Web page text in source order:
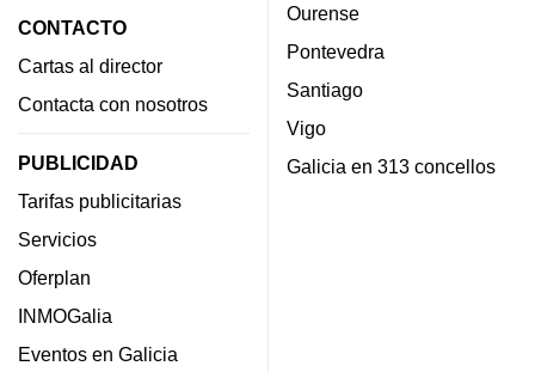
CONTACTO
Cartas al director
Contacta con nosotros
PUBLICIDAD
Tarifas publicitarias
Servicios
Oferplan
INMOGalia
Eventos en Galicia
Ourense
Pontevedra
Santiago
Vigo
Galicia en 313 concellos